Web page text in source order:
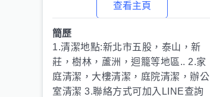
查看主頁
簡歷
1.清潔地點:新北市五股，泰山，新
莊，樹林，蘆洲，迴籠等地區.. 2.家
庭清潔，大樓清潔，庭院清潔，辦公
室清潔 3.聯絡方式可加入LINE查詢